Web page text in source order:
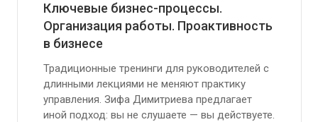
Ключевые бизнес-процессы.
Организация работы. Проактивность
в бизнесе
Традиционные тренинги для руководителей с
длинными лекциями не меняют практику
управления. Зифа Димитриева предлагает
иной подход: вы не слушаете — вы действуете.